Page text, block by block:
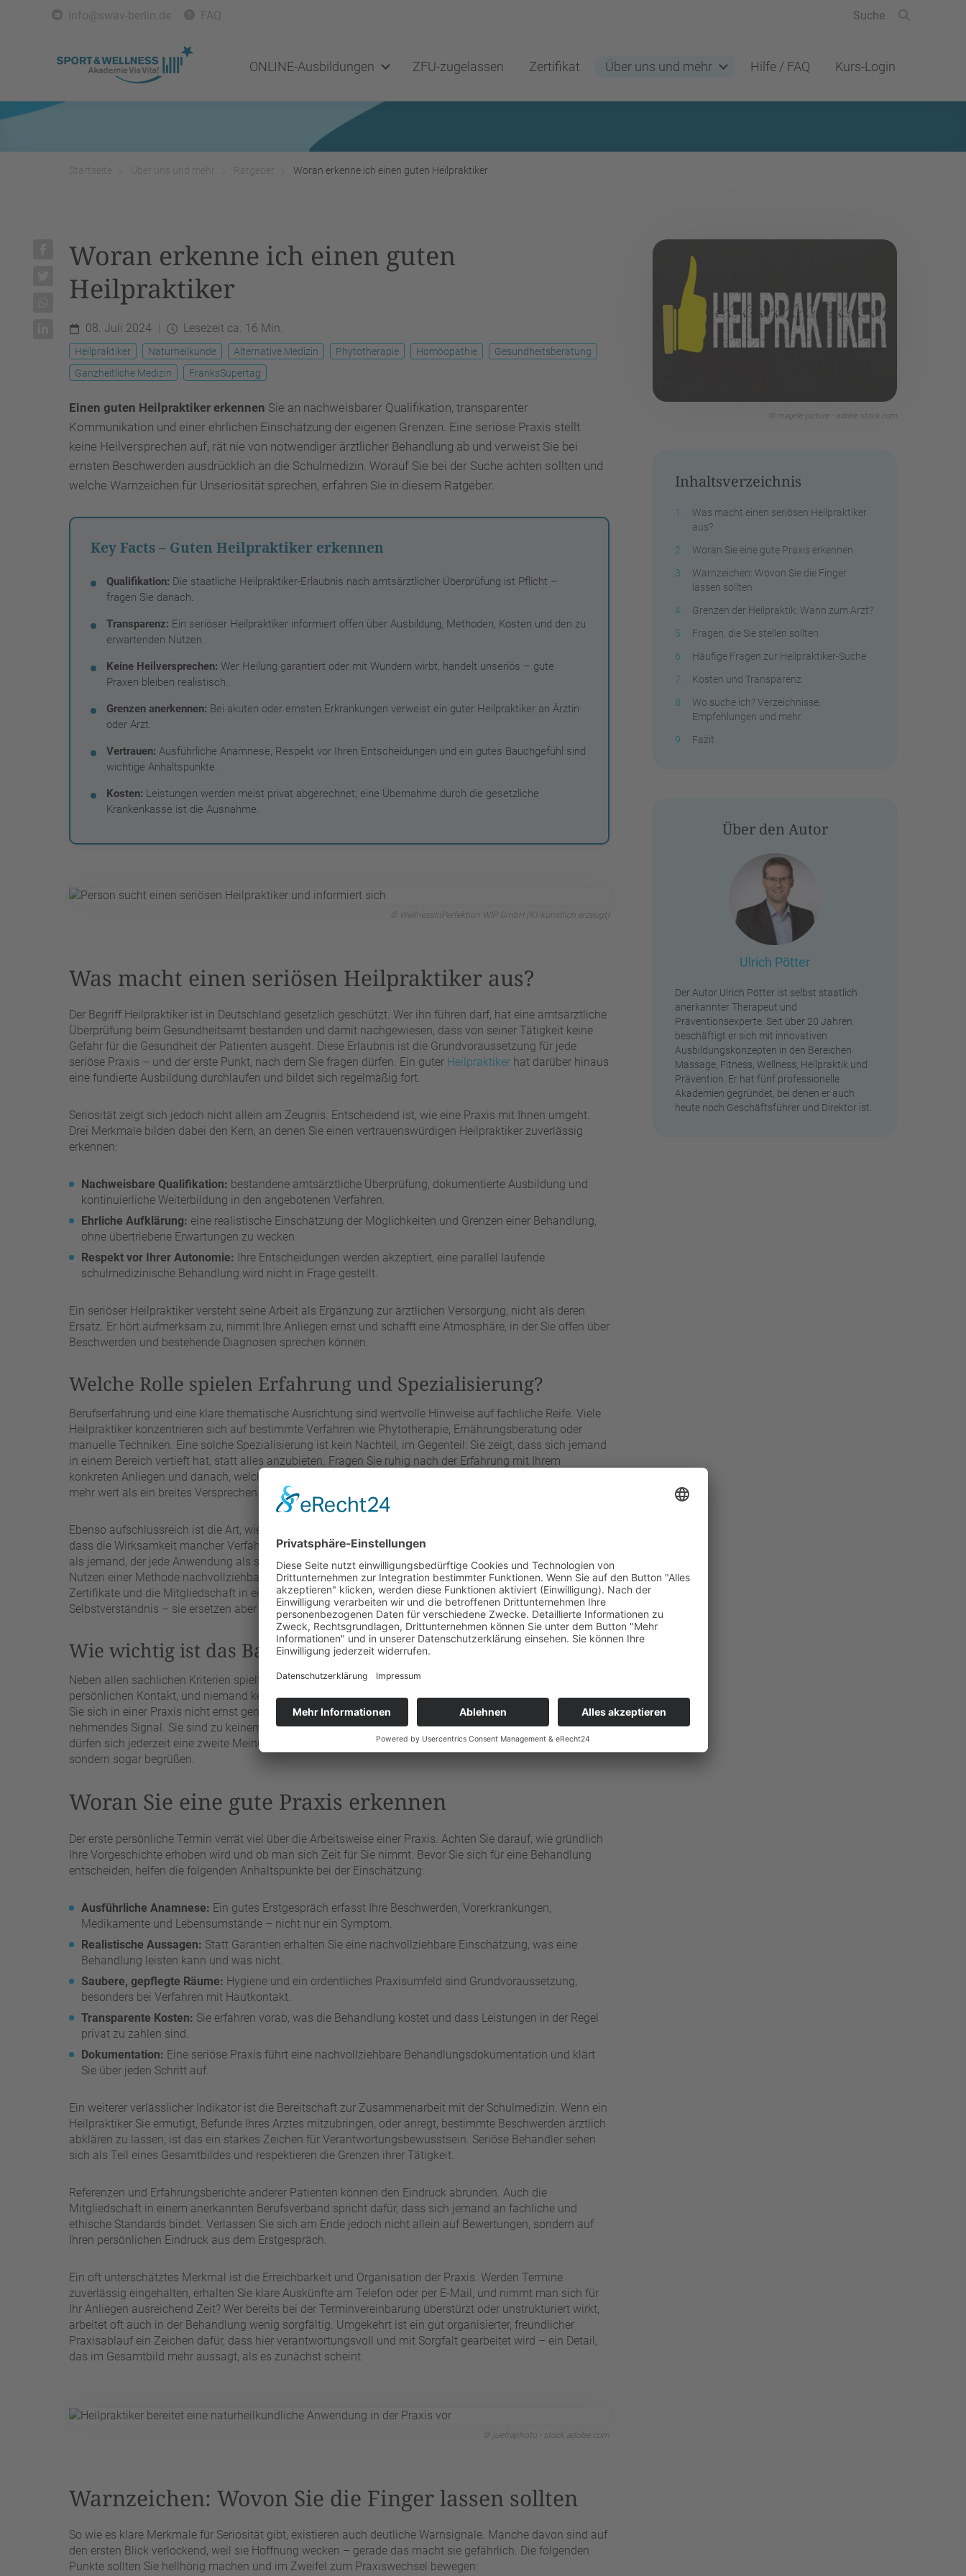
info@swav-berlin.de FAQ
ONLINE-Ausbildungen ZFU-zugelassen Zertifikat Über uns und mehr Hilfe / FAQ Kurs-Login
Startseite Über uns und mehr Ratgeber Woran erkenne ich einen guten Heilpraktiker
© magele-picture - adobe.stock.com
Inhaltsverzeichnis
Was macht einen seriösen Heilpraktiker
aus?
Woran Sie eine gute Praxis erkennen
Warnzeichen: Wovon Sie die Finger
lassen sollten
Grenzen der Heilpraktik: Wann zum Arzt?
Fragen, die Sie stellen sollten
Häufige Fragen zur Heilpraktiker-Suche
Kosten und Transparenz
Wo suche ich? Verzeichnisse,
Empfehlungen und mehr
Fazit
Über den Autor
Ulrich Pötter
Der Autor Ulrich Pötter ist selbst staatlich
anerkannter Therapeut und
Präventionsexperte. Seit über 20 Jahren
beschäftigt er sich mit innovativen
Ausbildungskonzepten in den Bereichen
Massage, Fitness, Wellness, Heilpraktik und
Prävention. Er hat fünf professionelle
Akademien gegründet, bei denen er auch
heute noch Geschäftsführer und Direktor ist.
Woran erkenne ich einen guten
Heilpraktiker
08. Juli 2024 Lesezeit ca. 16 Min.
Heilpraktiker Naturheilkunde Alternative Medizin Phytotherapie Homöopathie
Gesundheitsberatung
Ganzheitliche Medizin
FranksSupertag
Einen guten Heilpraktiker erkennen Sie an nachweisbarer Qualifikation, transparenter
Kommunikation und einer ehrlichen Einschätzung der eigenen Grenzen. Eine seriöse Praxis stellt
keine Heilversprechen auf, rät nie von notwendiger ärztlicher Behandlung ab und verweist Sie bei
ernsten Beschwerden ausdrücklich an die Schulmedizin. Worauf Sie bei der Suche achten sollten und
welche Warnzeichen für Unseriosität sprechen, erfahren Sie in diesem Ratgeber.
Key Facts – Guten Heilpraktiker erkennen
Qualifikation: Die staatliche Heilpraktiker-Erlaubnis nach amtsärztlicher Überprüfung ist Pflicht –
fragen Sie danach.
Transparenz: Ein seriöser Heilpraktiker informiert offen über Ausbildung, Methoden, Kosten und den zu
erwartenden Nutzen.
Keine Heilversprechen: Wer Heilung garantiert oder mit Wundern wirbt, handelt unseriös – gute
Praxen bleiben realistisch.
Grenzen anerkennen: Bei akuten oder ernsten Erkrankungen verweist ein guter Heilpraktiker an Ärztin
oder Arzt.
Vertrauen: Ausführliche Anamnese, Respekt vor Ihren Entscheidungen und ein gutes Bauchgefühl sind
wichtige Anhaltspunkte.
Kosten: Leistungen werden meist privat abgerechnet; eine Übernahme durch die gesetzliche
Krankenkasse ist die Ausnahme.
© WellnessInPerfektion WIP GmbH (KI/künstlich erzeugt)
Was macht einen seriösen Heilpraktiker aus?
Der Begriff Heilpraktiker ist in Deutschland gesetzlich geschützt. Wer ihn führen darf, hat eine amtsärztliche
Überprüfung beim Gesundheitsamt bestanden und damit nachgewiesen, dass von seiner Tätigkeit keine
Gefahr für die Gesundheit der Patienten ausgeht. Diese Erlaubnis ist die Grundvoraussetzung für jede
seriöse Praxis – und der erste Punkt, nach dem Sie fragen dürfen. Ein guter Heilpraktiker hat darüber hinaus
eine fundierte Ausbildung durchlaufen und bildet sich regelmäßig fort.
Seriosität zeigt sich jedoch nicht allein am Zeugnis. Entscheidend ist, wie eine Praxis mit Ihnen umgeht.
Drei Merkmale bilden dabei den Kern, an denen Sie einen vertrauenswürdigen Heilpraktiker zuverlässig
erkennen:
Nachweisbare Qualifikation: bestandene amtsärztliche Überprüfung, dokumentierte Ausbildung und
kontinuierliche Weiterbildung in den angebotenen Verfahren.
Ehrliche Aufklärung: eine realistische Einschätzung der Möglichkeiten und Grenzen einer Behandlung,
ohne übertriebene Erwartungen zu wecken.
Respekt vor Ihrer Autonomie: Ihre Entscheidungen werden akzeptiert, eine parallel laufende
schulmedizinische Behandlung wird nicht in Frage gestellt.
Ein seriöser Heilpraktiker versteht seine Arbeit als Ergänzung zur ärztlichen Versorgung, nicht als deren
Ersatz. Er hört aufmerksam zu, nimmt Ihre Anliegen ernst und schafft eine Atmosphäre, in der Sie offen über
Beschwerden und bestehende Diagnosen sprechen können.
Welche Rolle spielen Erfahrung und Spezialisierung?
Berufserfahrung und eine klare thematische Ausrichtung sind wertvolle Hinweise auf fachliche Reife. Viele
Heilpraktiker konzentrieren sich auf bestimmte Verfahren wie Phytotherapie, Ernährungsberatung oder
manuelle Techniken. Eine solche Spezialisierung ist kein Nachteil, im Gegenteil: Sie zeigt, dass sich jemand
in einem Bereich vertieft hat, statt alles anzubieten. Fragen Sie ruhig nach der Erfahrung mit Ihrem
konkreten Anliegen und danach, welche Ergebnisse realistisch zu erwarten sind. Eine ehrliche Antwort ist
mehr wert als ein breites Versprechen.
Ebenso aufschlussreich ist die Art, wie ein Heilpraktiker über seine Methoden spricht. Wer offen einräumt,
dass die Wirksamkeit mancher Verfahren wissenschaftlich nicht abschließend belegt ist, handelt seriöser
als jemand, der jede Anwendung als sicheren Erfolg darstellt. Achten Sie darauf, ob Ihnen ein Behandler den
Nutzen einer Methode nachvollziehbar erklärt und Ihre Fragen dazu geduldig beantwortet. Weiterbildungen,
Zertifikate und die Mitgliedschaft in einem Berufsverband sind zusätzliche Hinweise auf ein fundiertes
Selbstverständnis – sie ersetzen aber nicht Ihren persönlichen Eindruck.
Wie wichtig ist das Bauchgefühl?
Neben allen sachlichen Kriterien spielt Ihr eigenes Empfinden eine wichtige Rolle. Vertrauen entsteht im
persönlichen Kontakt, und niemand kennt Ihre Beschwerden und Bedürfnisse besser als Sie selbst. Fühlen
Sie sich in einer Praxis nicht ernst genommen, unter Druck gesetzt oder unwohl, ist das ein ernst zu
nehmendes Signal. Sie sind zu keinem Zeitpunkt verpflichtet, sich für eine Behandlung zu entscheiden, und
dürfen sich jederzeit eine zweite Meinung einholen. Ein guter Heilpraktiker wird das nicht nur akzeptieren,
sondern sogar begrüßen.
Woran Sie eine gute Praxis erkennen
Der erste persönliche Termin verrät viel über die Arbeitsweise einer Praxis. Achten Sie darauf, wie gründlich
Ihre Vorgeschichte erhoben wird und ob man sich Zeit für Sie nimmt. Bevor Sie sich für eine Behandlung
entscheiden, helfen die folgenden Anhaltspunkte bei der Einschätzung:
Ausführliche Anamnese: Ein gutes Erstgespräch erfasst Ihre Beschwerden, Vorerkrankungen,
Medikamente und Lebensumstände – nicht nur ein Symptom.
Realistische Aussagen: Statt Garantien erhalten Sie eine nachvollziehbare Einschätzung, was eine
Behandlung leisten kann und was nicht.
Saubere, gepflegte Räume: Hygiene und ein ordentliches Praxisumfeld sind Grundvoraussetzung,
besonders bei Verfahren mit Hautkontakt.
Transparente Kosten: Sie erfahren vorab, was die Behandlung kostet und dass Leistungen in der Regel
privat zu zahlen sind.
Dokumentation: Eine seriöse Praxis führt eine nachvollziehbare Behandlungsdokumentation und klärt
Sie über jeden Schritt auf.
Ein weiterer verlässlicher Indikator ist die Bereitschaft zur Zusammenarbeit mit der Schulmedizin. Wenn ein
Heilpraktiker Sie ermutigt, Befunde Ihres Arztes mitzubringen, oder anregt, bestimmte Beschwerden ärztlich
abklären zu lassen, ist das ein starkes Zeichen für Verantwortungsbewusstsein. Seriöse Behandler sehen
sich als Teil eines Gesamtbildes und respektieren die Grenzen ihrer Tätigkeit.
Referenzen und Erfahrungsberichte anderer Patienten können den Eindruck abrunden. Auch die
Mitgliedschaft in einem anerkannten Berufsverband spricht dafür, dass sich jemand an fachliche und
ethische Standards bindet. Verlassen Sie sich am Ende jedoch nicht allein auf Bewertungen, sondern auf
Ihren persönlichen Eindruck aus dem Erstgespräch.
Ein oft unterschätztes Merkmal ist die Erreichbarkeit und Organisation der Praxis. Werden Termine
zuverlässig eingehalten, erhalten Sie klare Auskünfte am Telefon oder per E-Mail, und nimmt man sich für
Ihr Anliegen ausreichend Zeit? Wer bereits bei der Terminvereinbarung überstürzt oder unstrukturiert wirkt,
arbeitet oft auch in der Behandlung wenig sorgfältig. Umgekehrt ist ein gut organisierter, freundlicher
Praxisablauf ein Zeichen dafür, dass hier verantwortungsvoll und mit Sorgfalt gearbeitet wird – ein Detail,
das im Gesamtbild mehr aussagt, als es zunächst scheint.
© juefraphoto - stock.adobe.com
Warnzeichen: Wovon Sie die Finger lassen sollten
So wie es klare Merkmale für Seriosität gibt, existieren auch deutliche Warnsignale. Manche davon sind auf
den ersten Blick verlockend, weil sie Hoffnung wecken – gerade das macht sie gefährlich. Die folgenden
Punkte sollten Sie hellhörig machen und im Zweifel zum Praxiswechsel bewegen: